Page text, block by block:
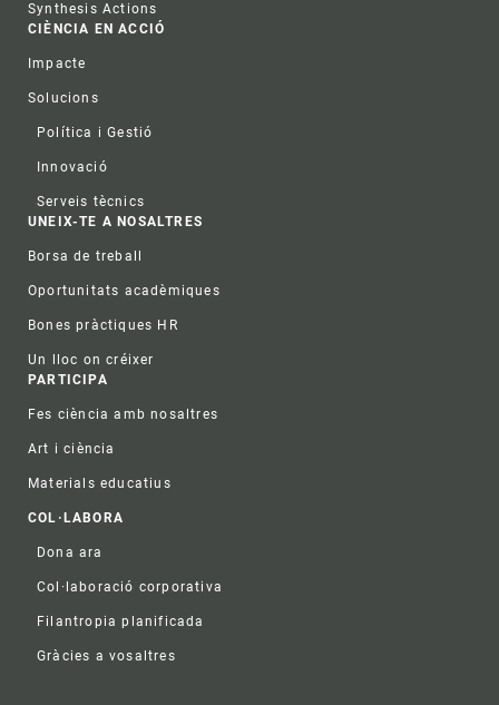
Synthesis Actions
CIÈNCIA EN ACCIÓ
Impacte
Solucions
Política i Gestió
Innovació
Serveis tècnics
UNEIX-TE A NOSALTRES
Borsa de treball
Oportunitats acadèmiques
Bones pràctiques HR
Un lloc on créixer
PARTICIPA
Fes ciència amb nosaltres
Art i ciència
Materials educatius
COL·LABORA
Dona ara
Col·laboració corporativa
Filantropia planificada
Gràcies a vosaltres